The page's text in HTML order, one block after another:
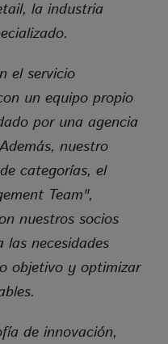
la industria
el servicio
un equipo propio
por una agencia
nuestro
categorías, el
Team",
nuestros socios
necesidades
objetivo y optimizar
de innovación,